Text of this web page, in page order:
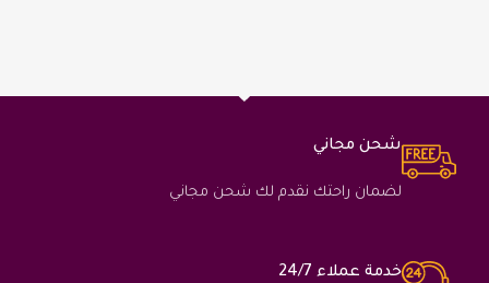
شحن مجاني
لضمان راحتك نقدم لك شحن مجاني
خدمة عملاء 24/7